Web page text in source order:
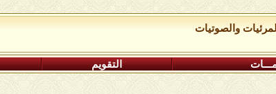
والصوتيات
التقويم